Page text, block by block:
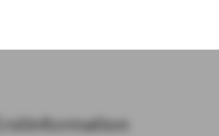
Erst­in­for­ma­ti­on